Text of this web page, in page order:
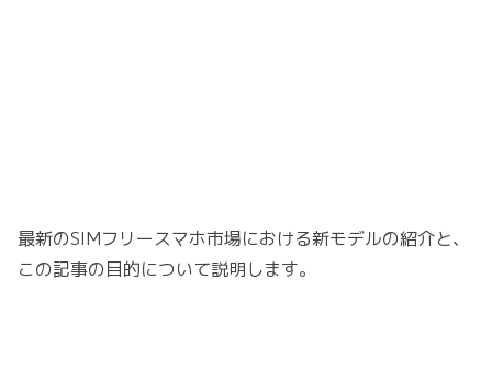
最新のSIMフリースマホ市場における新モデルの紹介と、
この記事の目的について説明します。